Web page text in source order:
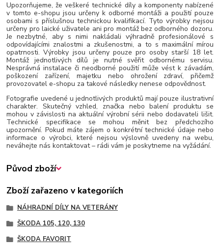
Upozorňujeme, že veškeré technické díly a komponenty nabízené
v tomto e-shopu jsou určeny k odborné montáži a použití pouze
osobami s příslušnou technickou kvalifikací. Tyto výrobky nejsou
určeny pro laické uživatele ani pro montáž bez odborného dozoru.
Je nezbytné, aby s nimi nakládali výhradně profesionálové s
odpovídajícími znalostmi a zkušenostmi, a to s maximální mírou
opatrnosti. Výrobky jsou určeny pouze pro osoby starší 18 let.
Montáž jednotlivých dílů je nutné svěřit odbornému servisu.
Nesprávná instalace či neodborné použití může vést k závadám,
poškození zařízení, majetku nebo ohrožení zdraví, přičemž
provozovatel e-shopu za takové následky nenese odpovědnost.
Fotografie uvedené u jednotlivých produktů mají pouze ilustrativní
charakter. Skutečný vzhled, značka nebo balení produktu se
mohou v závislosti na aktuální výrobní sérii nebo dodavateli lišit.
Technické specifikace se mohou měnit bez předchozího
upozornění. Pokud máte zájem o konkrétní technické údaje nebo
informace o výrobci, které nejsou výslovně uvedeny na webu,
neváhejte nás kontaktovat – rádi vám je poskytneme na vyžádání.
Původ zboží
Zboží zařazeno v kategoriích
NÁHRADNÍ DÍLY NA VETERÁNY
ŠKODA 105, 120, 130
ŠKODA FAVORIT